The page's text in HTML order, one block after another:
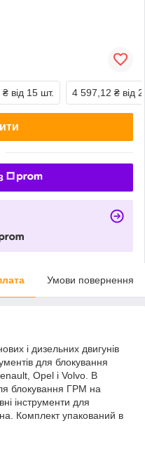
₴ від 15 шт. 4 597,12 ₴ від
Умови повернення
і дизельних двигунів
для блокування
Opel і Volvo. В
блокування ГРМ на
інструменти для
Комплект упакований в